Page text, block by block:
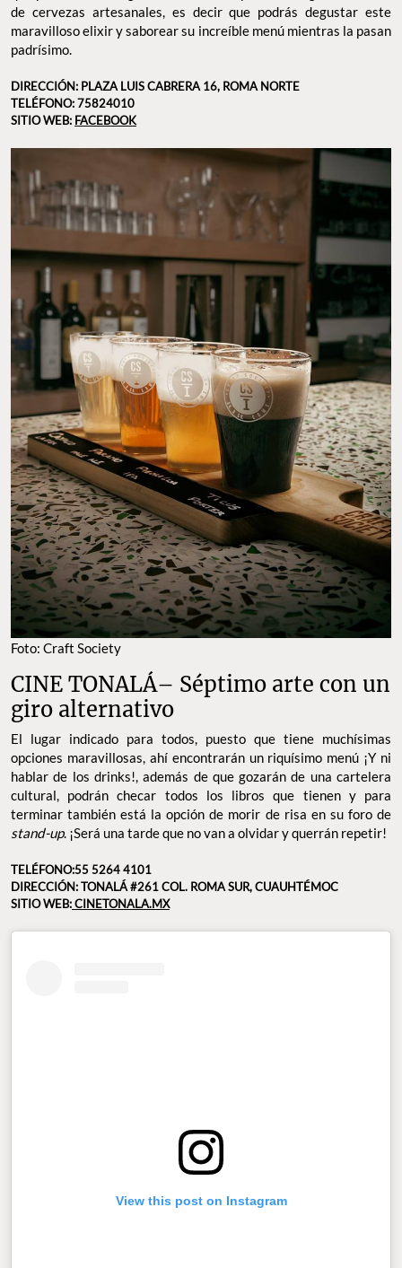
de cervezas artesanales, es decir que podrás degustar este
maravilloso elixir y saborear su increíble menú mientras la pasan
padrísimo.
DIRECCIÓN: PLAZA LUIS CABRERA 16, ROMA NORTE
TELÉFONO: 75824010
SITIO WEB: FACEBOOK
Foto: Craft Society
CINE TONALÁ– Séptimo arte con un
giro alternativo
El lugar indicado para todos, puesto que tiene muchísimas
opciones maravillosas, ahí encontrarán un riquísimo menú ¡Y ni
hablar de los drinks!, además de que gozarán de una cartelera
cultural, podrán checar todos los libros que tienen y para
terminar también está la opción de morir de risa en su foro de
stand-up. ¡Será una tarde que no van a olvidar y querrán repetir!
TELÉFONO:55 5264 4101
DIRECCIÓN:TONALÁ #261 COL. ROMA SUR,CUAUHTÉMOC
SITIO WEB:CINETONALA.MX
View this post on Instagram